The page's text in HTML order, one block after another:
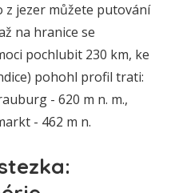
z jezer můžete putování
na hranice se
pochlubit 230 km, ke
pohohl profil trati:
- 620 m n. m.,
- 462 m n.